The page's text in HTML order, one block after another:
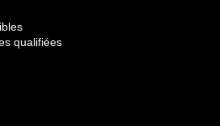
qualifiées